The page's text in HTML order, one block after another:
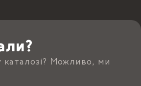
Можливо, ми